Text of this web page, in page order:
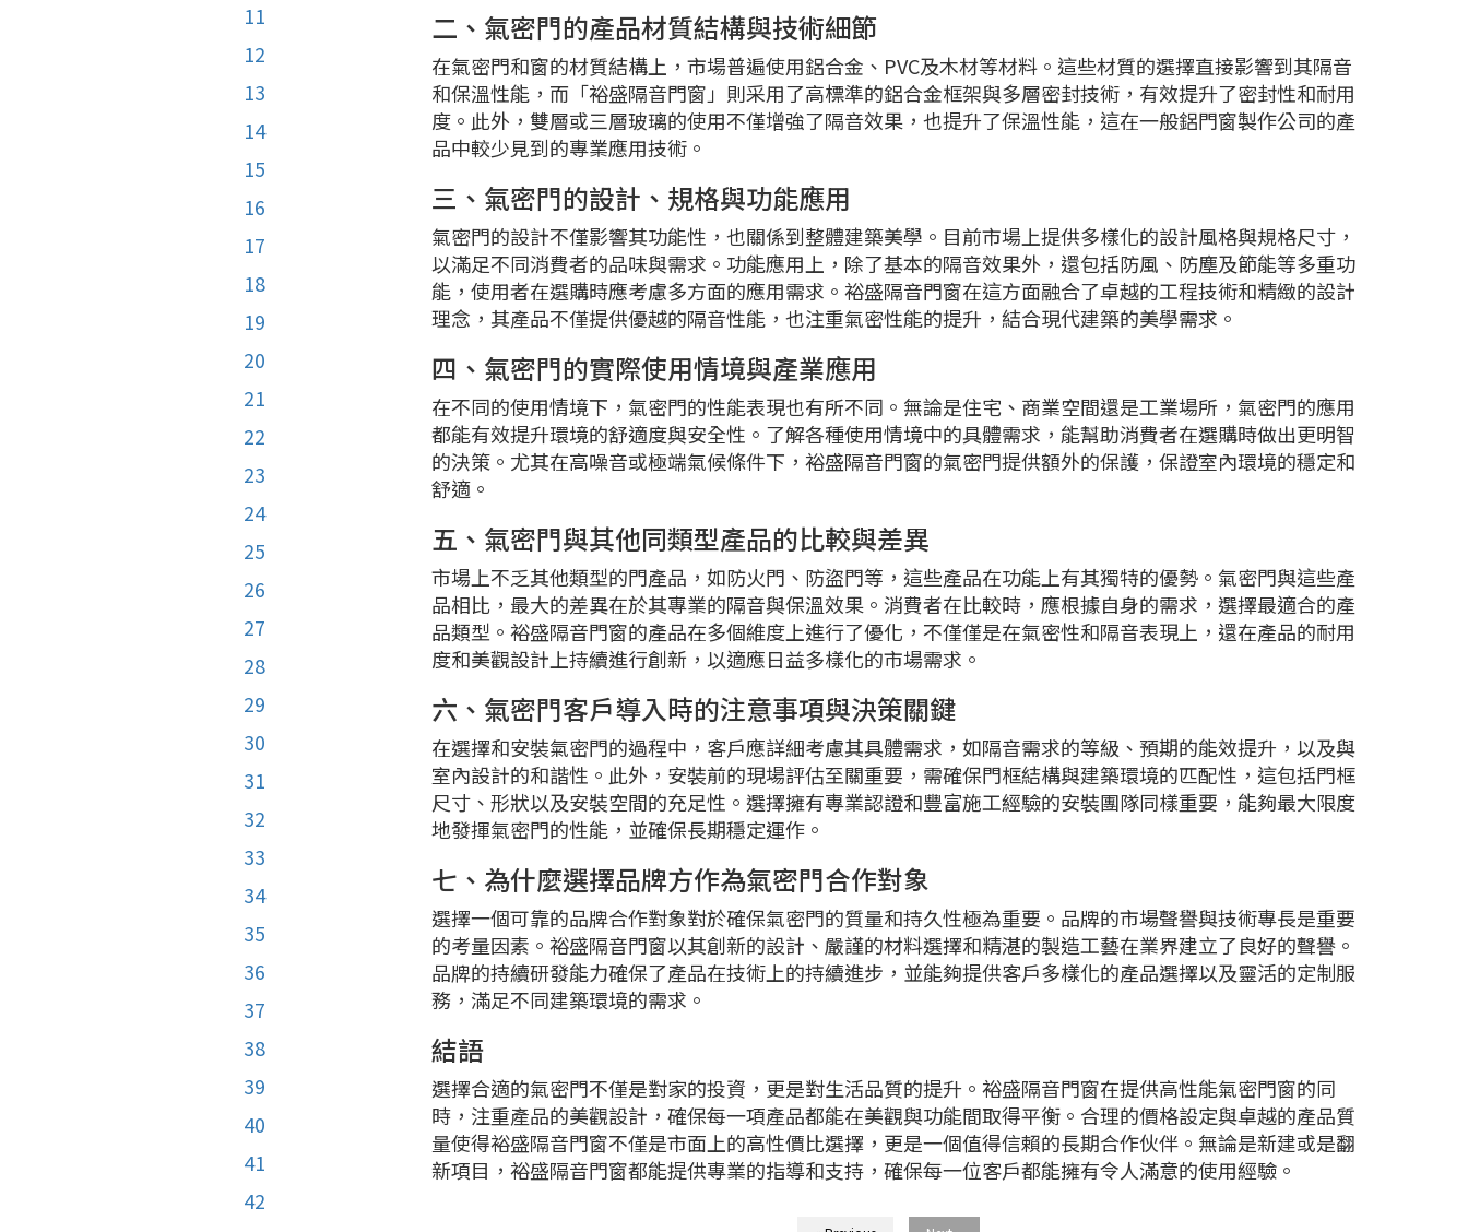
11
12
13
14
15
16
17
18
19
20
21
22
23
24
25
26
27
28
29
30
31
32
33
34
35
36
37
38
39
40
41
42
二、氣密門的產品材質結構與技術細節
在氣密門和窗的材質結構上，市場普遍使用鋁合金、PVC及木材等材料。這些材質的選擇直接影響到其隔音
和保溫性能，而「裕盛隔音門窗」則采用了高標準的鋁合金框架與多層密封技術，有效提升了密封性和耐用
度。此外，雙層或三層玻璃的使用不僅增強了隔音效果，也提升了保溫性能，這在一般鋁門窗製作公司的產
品中較少見到的專業應用技術。
三、氣密門的設計、規格與功能應用
氣密門的設計不僅影響其功能性，也關係到整體建築美學。目前市場上提供多樣化的設計風格與規格尺寸，
以滿足不同消費者的品味與需求。功能應用上，除了基本的隔音效果外，還包括防風、防塵及節能等多重功
能，使用者在選購時應考慮多方面的應用需求。裕盛隔音門窗在這方面融合了卓越的工程技術和精緻的設計
理念，其產品不僅提供優越的隔音性能，也注重氣密性能的提升，結合現代建築的美學需求。
四、氣密門的實際使用情境與產業應用
在不同的使用情境下，氣密門的性能表現也有所不同。無論是住宅、商業空間還是工業場所，氣密門的應用
都能有效提升環境的舒適度與安全性。了解各種使用情境中的具體需求，能幫助消費者在選購時做出更明智
的決策。尤其在高噪音或極端氣候條件下，裕盛隔音門窗的氣密門提供額外的保護，保證室內環境的穩定和
舒適。
五、氣密門與其他同類型產品的比較與差異
市場上不乏其他類型的門產品，如防火門、防盜門等，這些產品在功能上有其獨特的優勢。氣密門與這些產
品相比，最大的差異在於其專業的隔音與保溫效果。消費者在比較時，應根據自身的需求，選擇最適合的產
品類型。裕盛隔音門窗的產品在多個維度上進行了優化，不僅僅是在氣密性和隔音表現上，還在產品的耐用
度和美觀設計上持續進行創新，以適應日益多樣化的市場需求。
六、氣密門客戶導入時的注意事項與決策關鍵
在選擇和安裝氣密門的過程中，客戶應詳細考慮其具體需求，如隔音需求的等級、預期的能效提升，以及與
室內設計的和諧性。此外，安裝前的現場評估至關重要，需確保門框結構與建築環境的匹配性，這包括門框
尺寸、形狀以及安裝空間的充足性。選擇擁有專業認證和豐富施工經驗的安裝團隊同樣重要，能夠最大限度
地發揮氣密門的性能，並確保長期穩定運作。
七、為什麼選擇品牌方作為氣密門合作對象
選擇一個可靠的品牌合作對象對於確保氣密門的質量和持久性極為重要。品牌的市場聲譽與技術專長是重要
的考量因素。裕盛隔音門窗以其創新的設計、嚴謹的材料選擇和精湛的製造工藝在業界建立了良好的聲譽。
品牌的持續研發能力確保了產品在技術上的持續進步，並能夠提供客戶多樣化的產品選擇以及靈活的定制服
務，滿足不同建築環境的需求。
結語
選擇合適的氣密門不僅是對家的投資，更是對生活品質的提升。裕盛隔音門窗在提供高性能氣密門窗的同
時，注重產品的美觀設計，確保每一項產品都能在美觀與功能間取得平衡。合理的價格設定與卓越的產品質
量使得裕盛隔音門窗不僅是市面上的高性價比選擇，更是一個值得信賴的長期合作伙伴。無論是新建或是翻
新項目，裕盛隔音門窗都能提供專業的指導和支持，確保每一位客戶都能擁有令人滿意的使用經驗。